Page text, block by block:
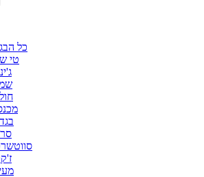
כל
טי